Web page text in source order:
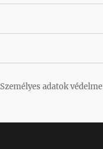
Személyes adatok védelme